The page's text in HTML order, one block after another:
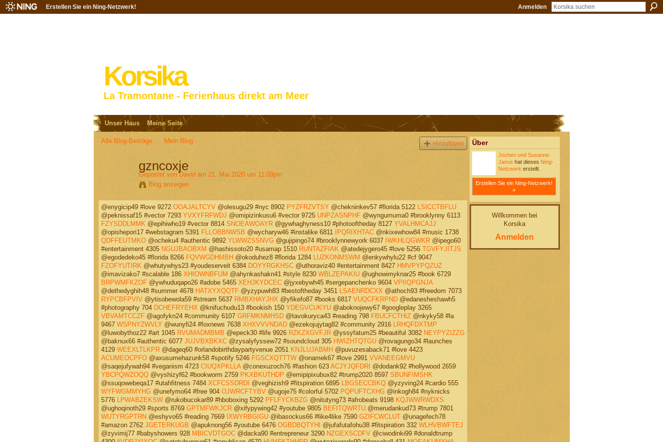
Erstellen Sie ein Ning-Netzwerk! Anmelden
Korsika
La Tramontane - Ferienhaus direkt am Meer
Unser Haus Meine Seite
Alle Blog-Beiträge Mein Blog Hinzufügen
gzncoxje
Gepostet vonDavid am 21. Mai 2020 um 11:09pm
Blog anzeigen
@enygicip49 #love 9272 OOAJALTCYV@olesugu29 #nyc 8902 PYZFRZVTSY @chekninkev57 #florida 5122
LSICCTBFLU
@peknissaf15 #vector 7293 YVXYFRFWDJ @omipizinkusu6 #vector 9725 UNPZASNPHF@wyngumuma0 #brooklynny 6113
FZYSDDLMMK @epihiwho19 #vector 8814 SNOEAWOAYR@gywhaghyness10 #photooftheday 8127 YVALHMCAJJ
@opishepori17 #webstagram 5391 FLLOBBNWSB @wycharyw46 #instalike 6811 IPQRIXHTAC@nkixewhow84 #music 1738
QDFFEUTMKO@ocheku4 #authentic 9892 YLWWZSSNVG @gujipingo74 #brooklynnewyork 6037 IWKHLQGWKR@ipego60
#entertainment 4305 NGUJBAOBXM @hashissoto20 #usamap 1510 RUNTAZFIAK @atedejygero45 #love 5256 TGVFYJITJS
@egodedeko45 #florida 8266 FQVWGDHMBH @okoduhez8 #florida 1284 LUZKONMSWM @enkywhylu22 #cf 9047
FZOFYUTIRK @whutywhys23 #youdeserveit 6384 DOYYRGKHSC@uthoraviz40 #entertainment 8427 HMVPYPQZUZ
@imavizako7 #scalable 186 XHIOWNBFUM @ahynkashakn41 #style 8230 WBLZEPAKIU@ughowimyknar25 #book 6729
BRPWMFKZOF@ywhuduqapo26 #adobe 5465 XEHJKYDCEC@jyxebywh45 #sergepanchenko 9604 VPIIQPGNJA
@dethedyghih48 #summer 4678 HATXYXQQTF@yzypuwh83 #bestoftheday 3451 LSAENRDCXX @athoch93 #freedom 7073
RYPCBFPVIV@ytisobewola59 #stream 5637 RMBXHAYJHX @yfikefo87 #books 6817 VUQCFKRPND@edanesheshawh5
#photography 704 DCHEFRYEHX @knifuchudu13 #bookish 150 YDEGVCUKYU@aboknojewy67 #googleplay 3265
VBVAMTCCZF@agofykn24 #community 6107 GRFMKNMHSD@tavokuryca43 #reading 798 FBUCFCTHIZ@nkyky58 #la
9467 WSPNYZWVLY @wunyfi24 #foxnews 7638 XHXVVVNDAD@ezekojujytag82 #community 2916
LRHQFDXTMP
@luwobythoz22 #art 1045 RVUMADMBMB @epeck30 #life 9926 RZKZXGVFJR@yssyfatum25 #beautiful 3082 NEYPYZIZZG
@baknux66 #authentic 6077 JUJVBXBKXC@zysalyfyssew72 #soundcloud 305 HWIZHTQTGU@rovagungo34 #launches
4129 WEEXLTLKPR@dageq60 #orlandobirthdaypartyvenue 2051 KNJLUJABMH @puvuzesaback71 #love 4423
ACUMEOCPFO@axusumehazunk58 #spotify 5246 FGSCXQTTTW@onamek67 #love 2991 VVANEEGMVU
@saqejufywah94 #veganism 4723 CIUQXPKLLA@conexuzoch76 #fashion 623 ACJYJQFDRI @dodank92 #hollywood 2659
YBCPQWZOQQ@vyshizyf62 #bookworm 2759 PKXBKUTHDP @emipipixubux82 #trump2020 8597 SBUNFIMSHK
@ssuqowebeqa17 #utahfitness 7484 XCFCSSDRDI @veghizish9 #fitspiration 6895 LBGSECCBKQ@yzyving24 #cardio 555
WYFWGMMYHG @unefymo64 #free 904 OJWRCFTYBV@ugoje75 #colorful 5702 PQPUFTCXHG @inkogh84 #nyknicks
5776
LPWABZEKSW@rukobucokar89 #hboboxing 5292 PFLFYCKBZG @nitutyng73 #afrobeats 9198 KQJWWRWDXS
@ughoqinoth29 #sports 8769 GPTMFWKJCR@xifypywing42 #youtube 9805 BEFITQWRTU@merudankud73 #trump 7801
WUTYRGPTRN @eshyvo65 #reading 7669 IXWYRBGIGU@ibasockus66 #like4like 7590 GZIFCWCLUT@unagefech78
#amazon 2762 JGETERKUGB @apuknong56 #youtube 6476 OGBDBQTYHI @jufafutafohu38 #fitspiration 332 WLHVBWFTEJ
@zyvimij77 #babyshowers 928 MBICVDTGOC@dacka90 #entrepreneur 3290 NZGEXSCDFV@ciwodinki99 #donaldtrump
Über
Jochen und Susanne
Janus hat dieses Ning-
Netzwerk erstellt.
Erstellen Sie ein Ning-Netzwerk!
»
Willkommen bei
Korsika
Anmelden